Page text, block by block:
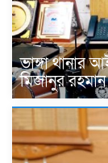
ভাঙ্গা থানার
মিজানুর রহমান